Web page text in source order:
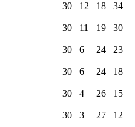
30 12 18 34
30 11 19 30
30 6 24 23
30 6 24 18
30 4 26 15
30 3 27 12